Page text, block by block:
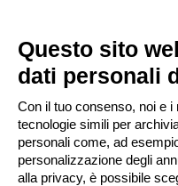
BBCode. L’indirizzo di risposta sarà il
Questo sito
dati personali
Con il tuo consenso, noi e
tecnologie simili per
personali come, ad
personalizzazione degli
alla privacy, è possibile